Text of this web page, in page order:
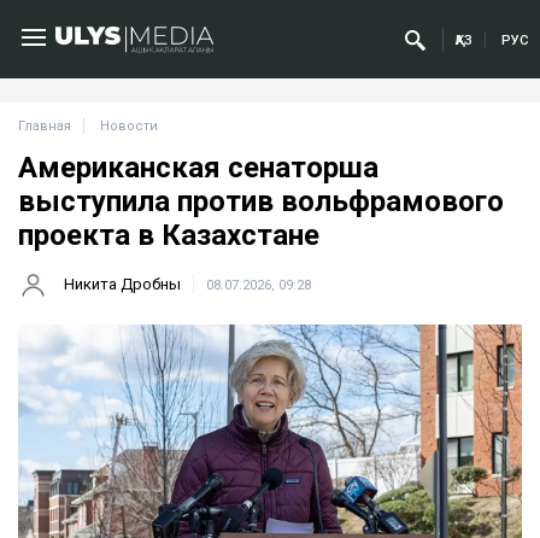
ҚАЗ РУС
Главная Новости
Американская сенаторша
выступила против вольфрамового
проекта в Казахстане
Никита Дробны 08.07.2026, 09:28